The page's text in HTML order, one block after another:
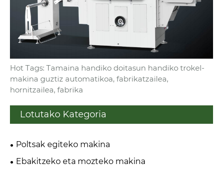
Hot Tags: Tamaina handiko doitasun handiko trokel-
makina guztiz automatikoa, fabrikatzailea,
hornitzailea, fabrika
Lotutako Kategoria
Poltsak egiteko makina
Ebakitzeko eta mozteko makina